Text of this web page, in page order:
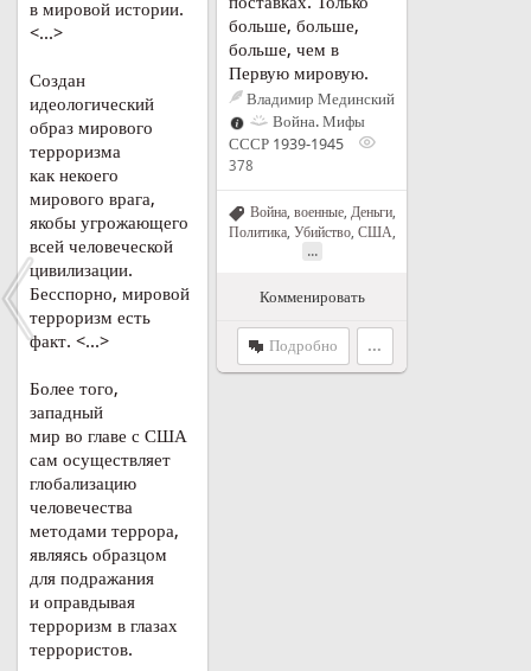
больше, больше,
больше, чем в
Первую мировую.
Владимир Мединский
Война. Мифы
СССР 1939-1945
378
Война, военные, Деньги,
Политика, Убийство, США
...
Комменировать
Подробно ...
в мировой истории.
<...>
Создан
идеологический
образ мирового
терроризма
как некоего
мирового врага,
якобы угрожающего
всей человеческой
цивилизации.
Бесспорно, мировой
терроризм есть
факт. <...>
Более того,
западный
мир во главе с США
сам осуществляет
глобализацию
человечества
методами террора,
являясь образцом
для подражания
и оправдывая
терроризм в глазах
террористов.